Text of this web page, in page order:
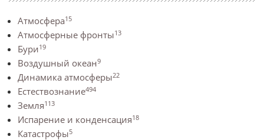
Атмосфера15
Атмосферные фронты13
Бури19
Воздушный океан9
Динамика атмосферы22
Естествознание494
Земля113
Испарение и конденсация18
Катастрофы5